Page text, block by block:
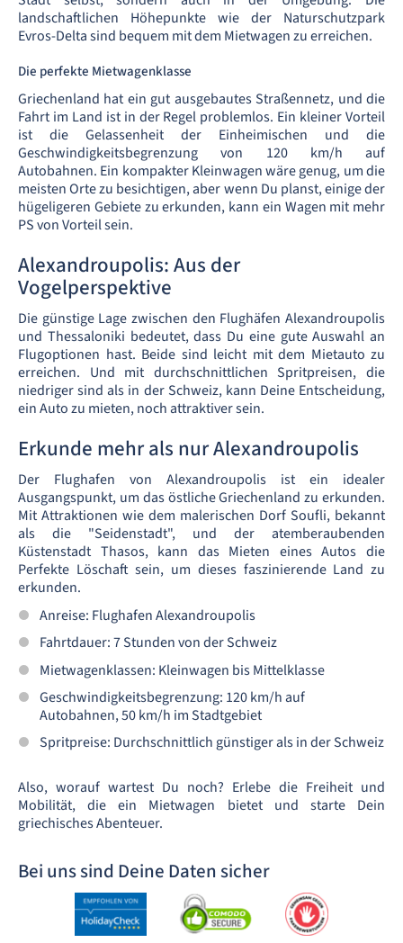
landschaftlichen Höhepunkte wie der Naturschutzpark
Evros-Delta sind bequem mit dem Mietwagen zu erreichen.
Die perfekte Mietwagenklasse
Griechenland hat ein gut ausgebautes Straßennetz, und die
Fahrt im Land ist in der Regel problemlos. Ein kleiner Vorteil
ist die Gelassenheit der Einheimischen und die
Geschwindigkeitsbegrenzung von 120 km/h auf
Autobahnen. Ein kompakter Kleinwagen wäre genug, um die
meisten Orte zu besichtigen, aber wenn Du planst, einige der
hügeligeren Gebiete zu erkunden, kann ein Wagen mit mehr
PS von Vorteil sein.
Alexandroupolis: Aus der
Vogelperspektive
Die günstige Lage zwischen den Flughäfen Alexandroupolis
und Thessaloniki bedeutet, dass Du eine gute Auswahl an
Flugoptionen hast. Beide sind leicht mit dem Mietauto zu
erreichen. Und mit durchschnittlichen Spritpreisen, die
niedriger sind als in der Schweiz, kann Deine Entscheidung,
ein Auto zu mieten, noch attraktiver sein.
Erkunde mehr als nur Alexandroupolis
Der Flughafen von Alexandroupolis ist ein idealer
Ausgangspunkt, um das östliche Griechenland zu erkunden.
Mit Attraktionen wie dem malerischen Dorf Soufli, bekannt
als die "Seidenstadt", und der atemberaubenden
Küstenstadt Thasos, kann das Mieten eines Autos die
Perfekte Löschaft sein, um dieses faszinierende Land zu
erkunden.
Anreise: Flughafen Alexandroupolis
Fahrtdauer: 7 Stunden von der Schweiz
Mietwagenklassen: Kleinwagen bis Mittelklasse
Geschwindigkeitsbegrenzung: 120 km/h auf
Autobahnen, 50 km/h im Stadtgebiet
Spritpreise: Durchschnittlich günstiger als in der Schweiz
Also, worauf wartest Du noch? Erlebe die Freiheit und
Mobilität, die ein Mietwagen bietet und starte Dein
griechisches Abenteuer.
Bei uns sind Deine Daten sicher